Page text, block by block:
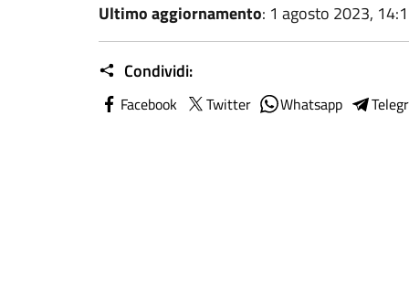
Ultimo aggiornamento: 1 agosto 2023,
Condividi:
Facebook Twitter Whatsapp